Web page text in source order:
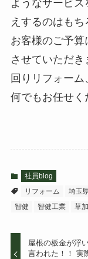
ようなサービ
えするのはもち
お客様のご予
させていただ
回りリフォー
何でもお任せく
社員blog
リフォーム
埼玉
智健
智健工業 草
屋根の板金が浮
言われた！！ 実